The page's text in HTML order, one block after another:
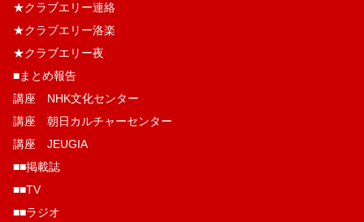
★クラブエリー連絡
★クラブエリー洛楽
★クラブエリー夜
■まとめ報告
講座 NHK文化センター
講座 朝日カルチャーセンター
講座 JEUGIA
■■掲載誌
■■TV
■■ラジオ